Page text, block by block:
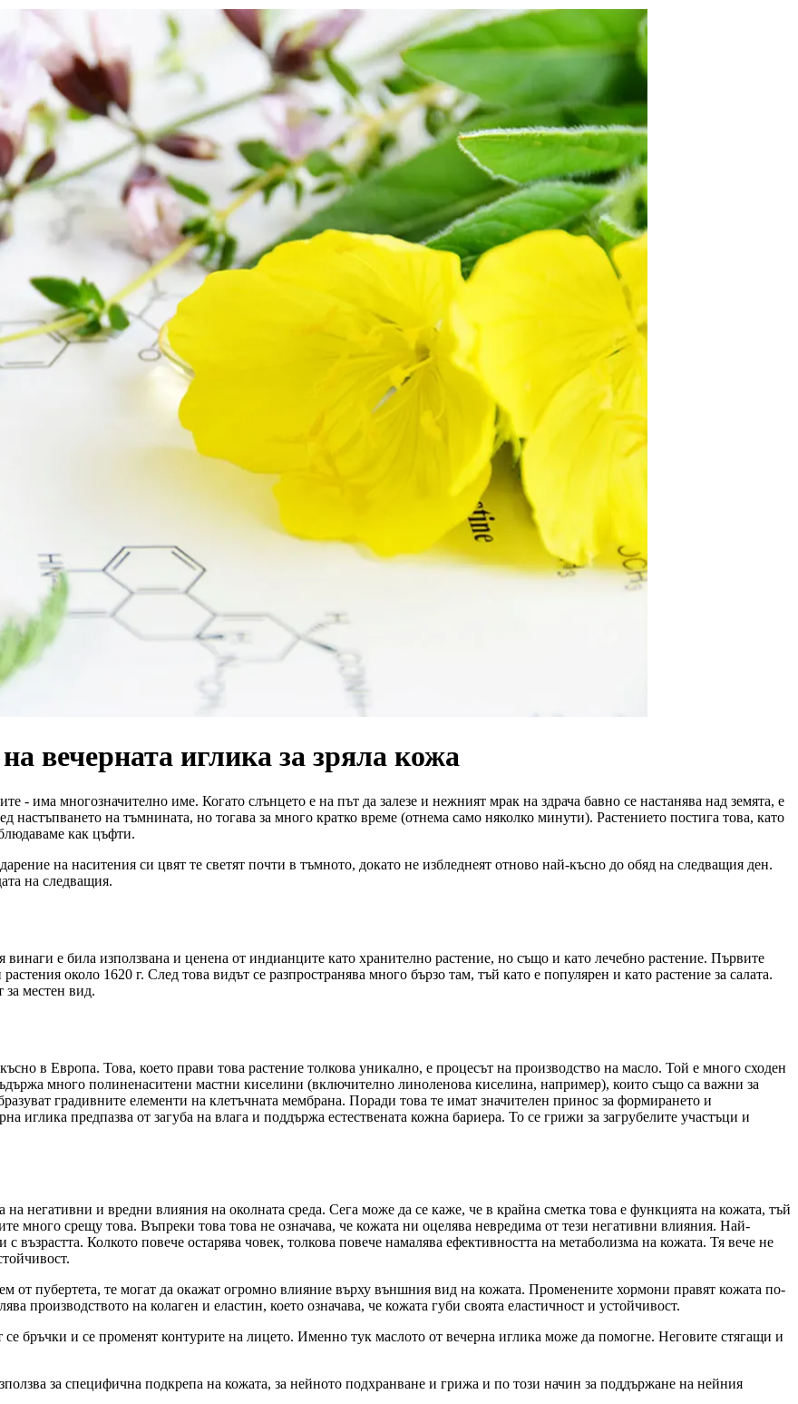
вечерната иглика за зряла кожа
- има многозначително име. Когато слънцето е на път да залезе и нежният мрак на здрача бавно се настанява над земята, е
настъпването на тъмнината, но тогава за много кратко време (отнема само няколко минути). Растението постига това, като
как цъфти.
на наситения си цвят те светят почти в тъмното, докато не избледнеят отново най-късно до обяд на следващия ден.
на следващия.
е била използвана и ценена от индианците като хранително растение, но също и като лечебно растение. Първите
около 1620 г. След това видът се разпространява много бързо там, тъй като е популярен и като растение за салата.
за местен вид.
в Европа. Това, което прави това растение толкова уникално, е процесът на производство на масло. Той е много сходен
много полиненаситени мастни киселини (включително линоленова киселина, например), които също са важни за
градивните елементи на клетъчната мембрана. Поради това те имат значителен принос за формирането и
иглика предпазва от загуба на влага и поддържа естествената кожна бариера. То се грижи за загрубелите участъци и
негативни и вредни влияния на околната среда. Сега може да се каже, че в крайна сметка това е функцията на кожата, тъй
много срещу това. Въпреки това това не означава, че кожата ни оцелява невредима от тези негативни влияния. Най-
възрастта. Колкото повече остарява човек, толкова повече намалява ефективността на метаболизма на кожата. Тя вече не
от пубертета, те могат да окажат огромно влияние върху външния вид на кожата. Променените хормони правят кожата по-
производството на колаген и еластин, което означава, че кожата губи своята еластичност и устойчивост.
бръчки и се променят контурите на лицето. Именно тук маслото от вечерна иглика може да помогне. Неговите стягащи и
за специфична подкрепа на кожата, за нейното подхранване и грижа и по този начин за поддържане на нейния